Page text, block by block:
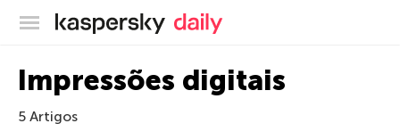
Blog oficial da Kaspersky
Impressões digitais
5 Artigos